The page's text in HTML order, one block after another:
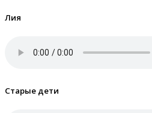
Лия
Старые дети